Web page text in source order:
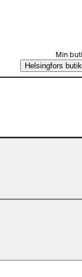
Min
Helsingfors butik